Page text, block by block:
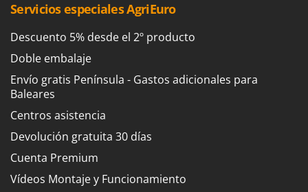
Tragbare Powerstationen
Traktor-Heckenscheren mit Ausleger
U
Umfüllpumpen
Umkehrfräsen
V
Vakuumiergeräte
Vertikutierer
Vogelscheuchen - Vogelabwehr
J JOLLY ITALIA
K
KAAZ
Karcher
Kasco
Kemper
Kenwood
Keter
KitchenAid
Servicios especiales AgriEuro
Descuento 5% desde el 2º producto
Doble embalaje
Envío gratis Península - Gastos adicionales para
Baleares
Centros asistencia
Devolución gratuita 30 días
Cuenta Premium
Vídeos Montaje y Funcionamiento